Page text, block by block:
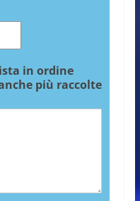
in ordine
più raccolte